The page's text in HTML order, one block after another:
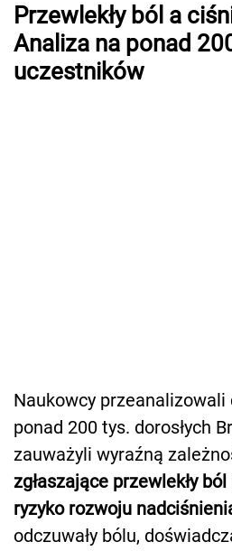
Przewlekły ból a
Analiza na ponad
uczestników
Naukowcy
ponad 200 tys. dorosłych
zauważyli wyraźną
zgłaszające przewlekły
ryzyko rozwoju
odczuwały bólu,